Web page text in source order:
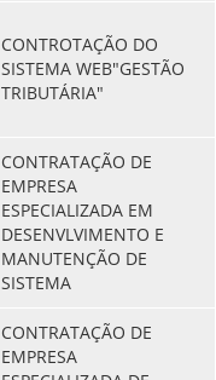
CONTROTAÇÃO DO
SISTEMA WEB"GESTÃO
TRIBUTÁRIA"
CONTRATAÇÃO DE
EMPRESA
ESPECIALIZADA EM
DESENVLVIMENTO E
MANUTENÇÃO DE
SISTEMA
CONTRATAÇÃO DE
EMPRESA